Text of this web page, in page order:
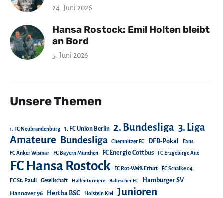
24. Juni 2026
Hansa Rostock: Emil Holten bleibt
an Bord
5. Juni 2026
Unsere Themen
1. FC Neubrandenburg 1. FC Union Berlin 2. Bundesliga 3. Liga
Amateure Bundesliga Chemnitzer FC DFB-Pokal Fans
FC Anker Wismar FC Bayern München FC Energie Cottbus FC Erzgebirge Aue
FC Hansa Rostock FC Rot-Weiß Erfurt FC Schalke 04
FC St. Pauli Gesellschaft Hallenturniere Hallescher FC Hamburger SV
Hannover 96 Hertha BSC Holstein Kiel Junioren